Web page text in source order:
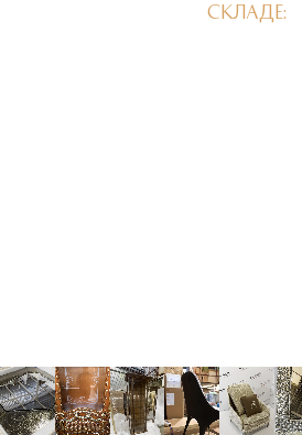
СКЛАДЕ: